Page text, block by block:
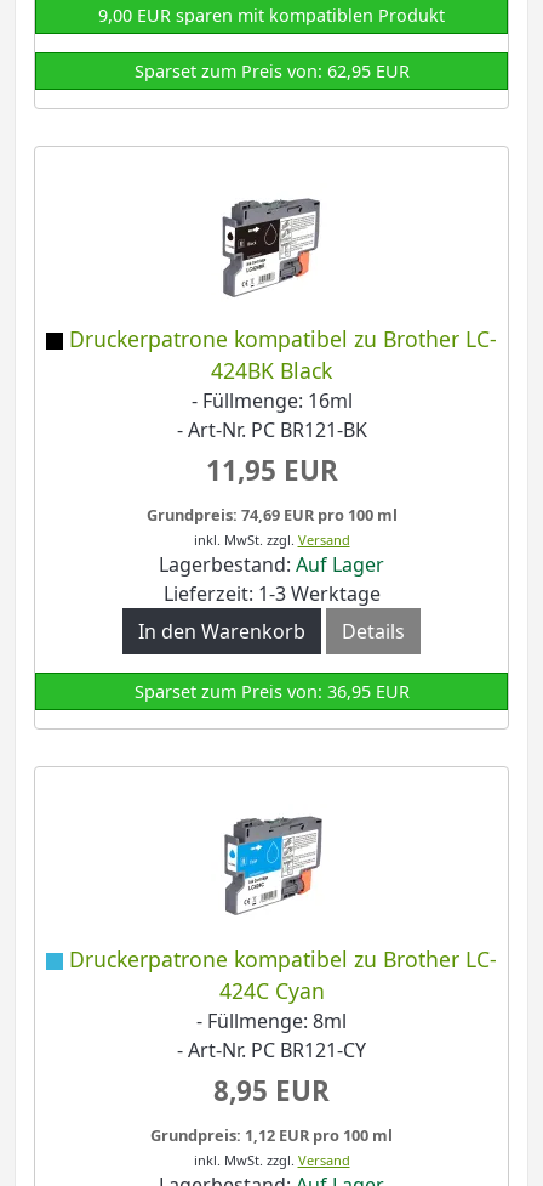
9,00 EUR sparen mit kompatiblen Produkt
Sparset zum Preis von: 62,95 EUR
Druckerpatrone kompatibel zu Brother LC-
424BK Black
- Füllmenge: 16ml
- Art-Nr. PC BR121-BK
11,95 EUR
Grundpreis: 74,69 EUR pro 100 ml
inkl. MwSt. zzgl. Versand
Lagerbestand: Auf Lager
Lieferzeit: 1-3 Werktage
In den Warenkorb
Details
Sparset zum Preis von: 36,95 EUR
Druckerpatrone kompatibel zu Brother LC-
424C Cyan
- Füllmenge: 8ml
- Art-Nr. PC BR121-CY
8,95 EUR
Grundpreis: 1,12 EUR pro 100 ml
inkl. MwSt. zzgl. Versand